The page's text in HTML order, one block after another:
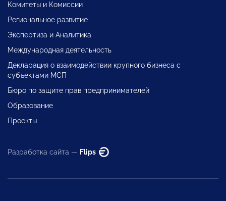
Комитеты и Комиссии
Региональное развитие
Экспертиза и Аналитика
Международная деятельность
Декларация о взаимодействии крупного бизнеса с
субъектами МСП
Бюро по защите прав предпринимателей
Образование
Проекты
Разработка сайта — Flips